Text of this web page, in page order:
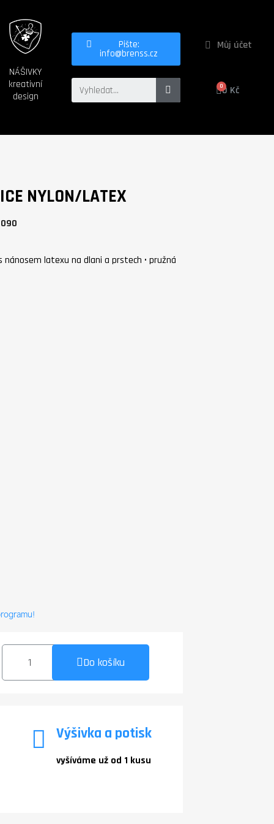
NÁŠIVKY
kreativní
design
Pište:
info@brenss.cz
Můj účet
0 Kč
NYLON/LATEX
latexu na dlani a prstech • pružná
Do košíku
Výšivka a potisk
vyšíváme už od 1 kusu